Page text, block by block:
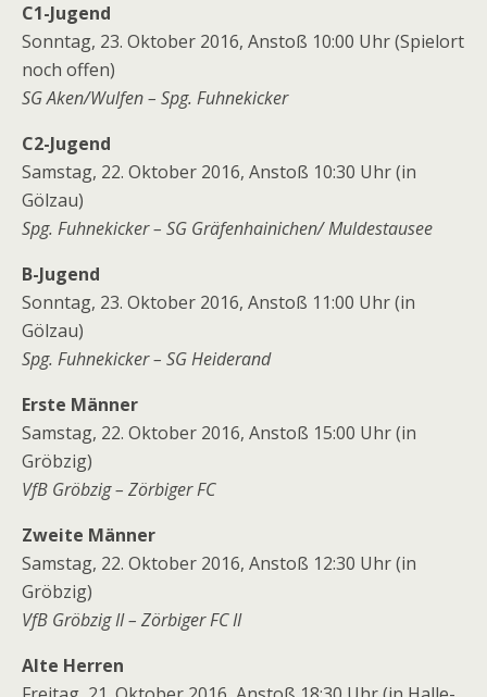
C1-Jugend
Sonntag, 23. Oktober 2016, Anstoß 10:00 Uhr (Spielort
noch offen)
SG Aken/Wulfen – Spg. Fuhnekicker
C2-Jugend
Samstag, 22. Oktober 2016, Anstoß 10:30 Uhr (in
Gölzau)
Spg. Fuhnekicker – SG Gräfenhainichen/ Muldestausee
B-Jugend
Sonntag, 23. Oktober 2016, Anstoß 11:00 Uhr (in
Gölzau)
Spg. Fuhnekicker – SG Heiderand
Erste Männer
Samstag, 22. Oktober 2016, Anstoß 15:00 Uhr (in
Gröbzig)
VfB Gröbzig – Zörbiger FC
Zweite Männer
Samstag, 22. Oktober 2016, Anstoß 12:30 Uhr (in
Gröbzig)
VfB Gröbzig II – Zörbiger FC II
Alte Herren